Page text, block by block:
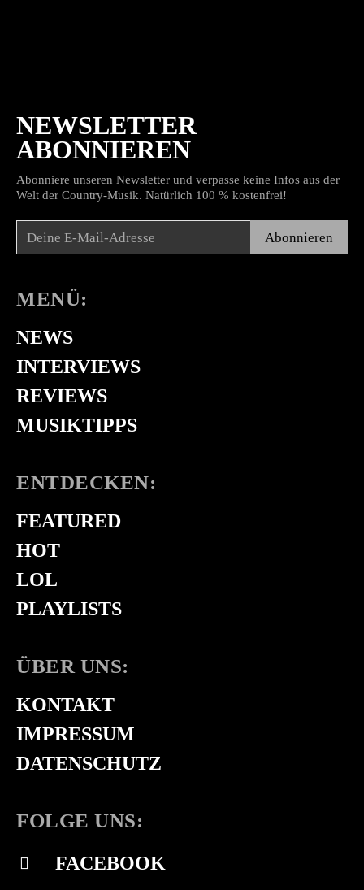
NEWSLETTER
ABONNIEREN
Abonniere unseren Newsletter und verpasse keine Infos aus der
Welt der Country-Musik. Natürlich 100 % kostenfrei!
Abonnieren
MENÜ:
NEWS
INTERVIEWS
REVIEWS
MUSIKTIPPS
ENTDECKEN:
FEATURED
HOT
LOL
PLAYLISTS
ÜBER UNS:
KONTAKT
IMPRESSUM
DATENSCHUTZ
FOLGE UNS:
FACEBOOK